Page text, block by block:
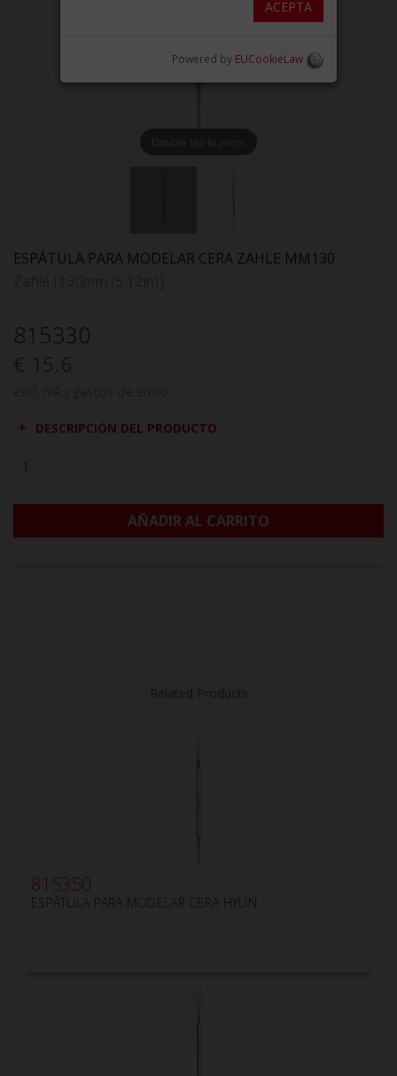
ESPÁTULA PARA MODELAR CERA ZAHLE MM130
815330
€ 15.6
DESCRIPCIÓN DEL PRODUCTO
AÑADIR AL CARRITO
815350
ESPÁTULA PARA MODELAR CERA HYLIN
ACEPTA
Powered by EUCookieLaw